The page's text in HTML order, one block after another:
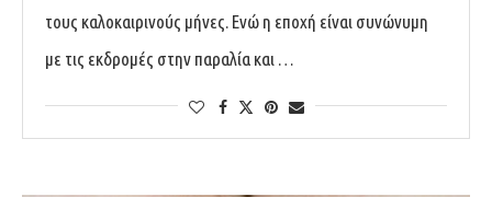
τους καλοκαιρινούς μήνες. Ενώ η εποχή είναι συνώνυμη
με τις εκδρομές στην παραλία και …